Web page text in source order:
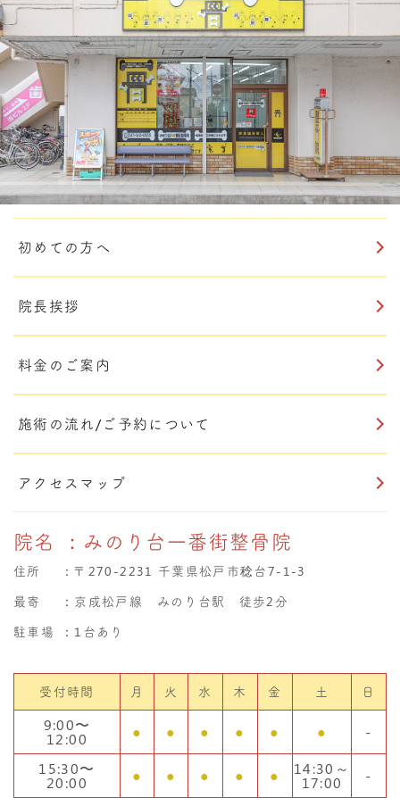
初めての方へ
院長挨拶
料金のご案内
施術の流れ/ご予約について
アクセスマップ
院名 ：みのり台一番街整骨院
住所 ： 〒270-2231 千葉県松戸市稔台7-1-3
最寄
：京成松戸線 みのり台駅 徒歩2分
駐車場
：1台あり
受付時間 月 火 水 木 金 土 日
9:00〜
12:00 ● ● ● ● ● ●
-
15:30〜
20:00 ● ● ● ● ● 14:30～
17:00 -